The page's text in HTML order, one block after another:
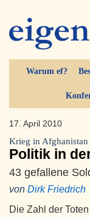
Warum ef?
17. April 2010
Krieg in Afghanistan
Politik in
43 gefallene
von Dirk Friedrich
Die Zahl der